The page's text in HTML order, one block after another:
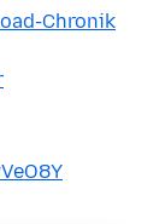
Chronik